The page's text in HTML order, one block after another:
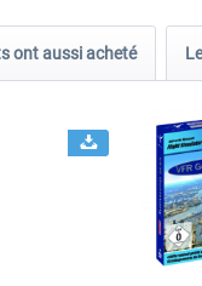
ont aussi acheté